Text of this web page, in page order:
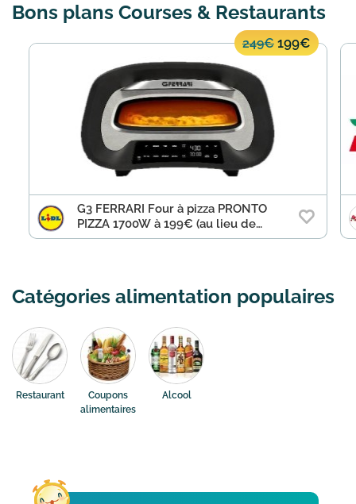
Bons plans Courses & Restaurants
249€ 199€
G3 FERRARI Four à pizza PRONTO
PIZZA 1700W à 199€ (au lieu de
249€)
Catégories alimentation populaires
Restaurant
Coupons
alimentaires
Alcool